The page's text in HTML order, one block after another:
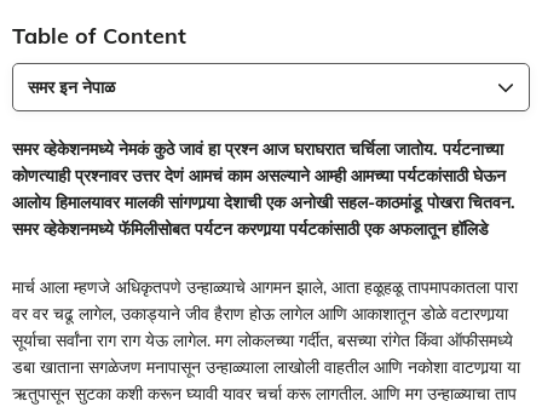
Table of Content
समर इन नेपाळ
समर व्हेकेशनमध्ये नेमकं कुठे जावं हा प्रश्‍न आज घराघरात चर्चिला जातोय. पर्यटनाच्या
कोणत्याही प्रश्‍नावर उत्तर देणं आमचं काम असल्याने आम्ही आमच्या पर्यटकांसाठी घेऊन
आलोय हिमालयावर मालकी सांगणार्‍या देशाची एक अनोखी सहल-काठमांडू पोखरा चितवन.
समर व्हेकेशनमध्ये फॅमिलीसोबत पर्यटन करणार्‍या पर्यटकांसाठी एक अफलातून हॉलिडे
मार्च आला म्हणजे अधिकृतपणे उन्हाळ्याचे आगमन झाले, आता हळूहळू तापमापकातला पारा
वर वर चढू लागेल, उकाड्याने जीव हैराण होऊ लागेल आणि आकाशातून डोळे वटारणार्‍या
सूर्याचा सर्वांना राग राग येऊ लागेल. मग लोकलच्या गर्दीत, बसच्या रांगेत किंवा ऑफीसमध्ये
डबा खाताना सगळेजण मनापासून उन्हाळ्याला लाखोली वाहतील आणि नकोशा वाटणार्‍या या
ऋतुपासून सुटका कशी करून घ्यावी यावर चर्चा करू लागतील. आणि मग उन्हाळ्याचा ताप